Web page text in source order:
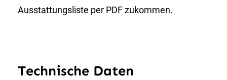
Ausstattungsliste per PDF zukommen.
Technische Daten